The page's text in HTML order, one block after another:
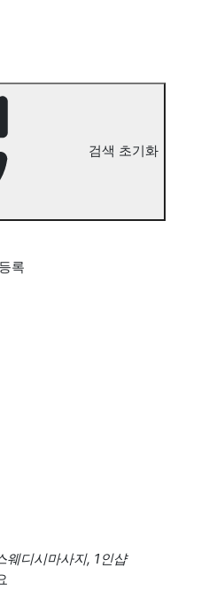
검색 초기화
록
웨디시마사지, 1인샵